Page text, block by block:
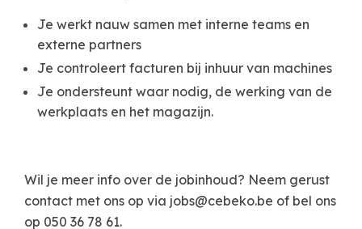
Je werkt nauw samen met interne teams en
externe partners
Je controleert facturen bij inhuur van machines
Je ondersteunt waar nodig, de werking van de
werkplaats en het magazijn.
Wil je meer info over de jobinhoud? Neem gerust
contact met ons op via jobs@cebeko.be of bel ons
op 050 36 78 61.